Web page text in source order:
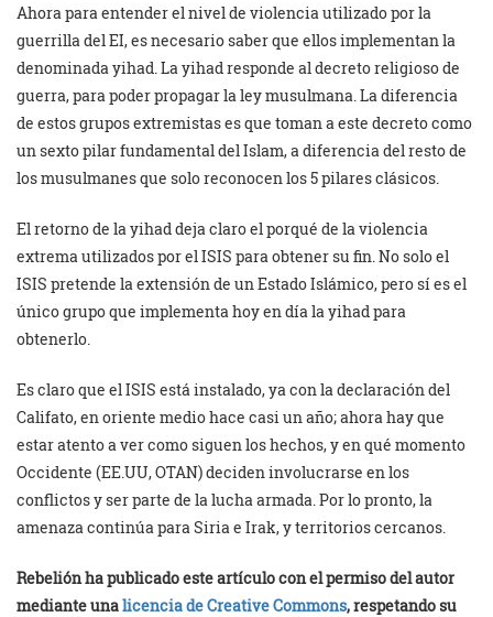
Ahora para entender el nivel de violencia utilizado por la
guerrilla del EI, es necesario saber que ellos implementan la
denominada yihad. La yihad responde al decreto religioso de
guerra, para poder propagar la ley musulmana. La diferencia
de estos grupos extremistas es que toman a este decreto como
un sexto pilar fundamental del Islam, a diferencia del resto de
los musulmanes que solo reconocen los 5 pilares clásicos.
El retorno de la yihad deja claro el porqué de la violencia
extrema utilizados por el ISIS para obtener su fin. No solo el
ISIS pretende la extensión de un Estado Islámico, pero sí es el
único grupo que implementa hoy en día la yihad para
obtenerlo.
Es claro que el ISIS está instalado, ya con la declaración del
Califato, en oriente medio hace casi un año; ahora hay que
estar atento a ver como siguen los hechos, y en qué momento
Occidente (EE.UU, OTAN) deciden involucrarse en los
conflictos y ser parte de la lucha armada. Por lo pronto, la
amenaza continúa para Siria e Irak, y territorios cercanos.
Rebelión ha publicado este artículo con el permiso del autor
mediante unalicencia de Creative Commons, respetando su